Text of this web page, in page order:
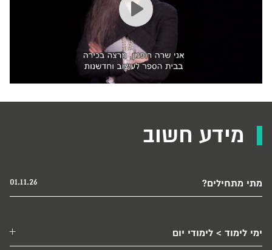
ותגדילו את ארגז הכלים המקצועי שלכם כדי להיות מוכנים
לצאת לדרך בתעשייה. המטרה שלנו פשוטה: לעזור לכם לממש
את הפוטנציאל היצירתי שלכם ולעשות שינוי אמיתי, כזה
שישפיע לטובה על איכות החיים של כולנו.
מידע חשוב
מתי מתחילים? 01.11.26
ימי לימוד > לימודי יום